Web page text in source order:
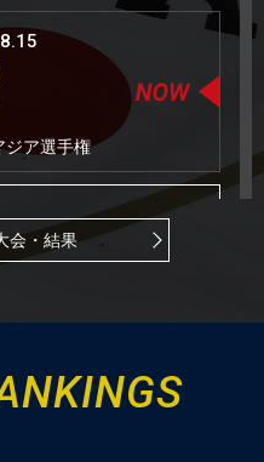
ジア選手権
8.27
WBSC
会・結果